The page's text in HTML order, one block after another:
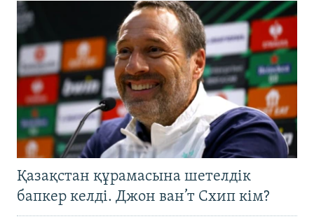
Қазақстан құрамасына шетелдік
бапкер келді. Джон ван’т Схип кім?